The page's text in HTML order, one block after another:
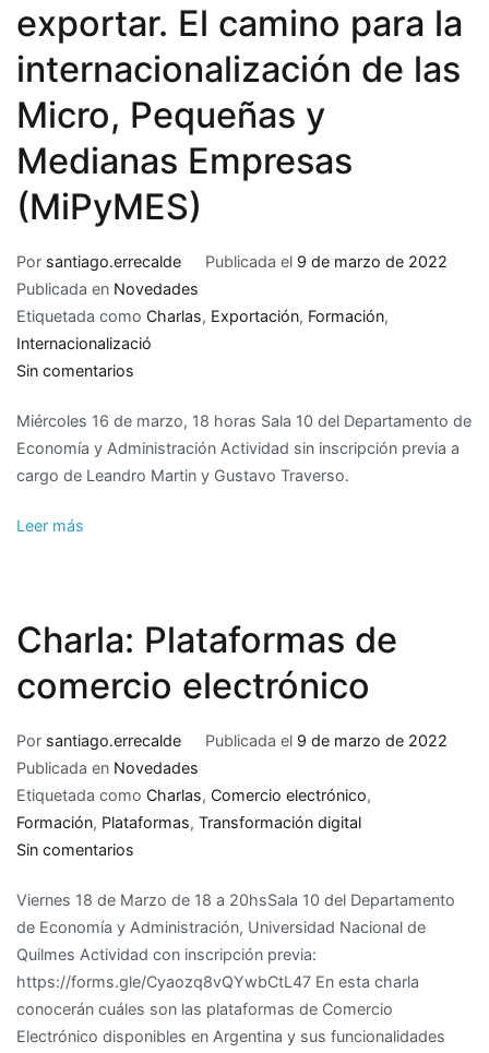
exportar. El camino para la
internacionalización de las
Micro, Pequeñas y
Medianas Empresas
(MiPyMES)
Por santiago.errecalde Publicada el 9 de marzo de 2022
Publicada en Novedades
Etiquetada como Charlas, Exportación, Formación,
Internacionalizació
Sin comentarios
Prepararse
para
exportar.
de
las
Micro,
y
Medianas
Empresas
(MiPyMES)
Miércoles 16 de marzo, 18 horas Sala 10 del Departamento de
Economía y Administración Actividad sin inscripción previa a
cargo de Leandro Martin y Gustavo Traverso.
Leer más
Charla: Plataformas de
comercio electrónico
Por santiago.errecalde Publicada el 9 de marzo de 2022
Publicada en Novedades
Etiquetada como Charlas, Comercio electrónico,
Formación, Plataformas, Transformación digital
Sin comentarios
Plataformas
de
comercio
electrónico
Viernes 18 de Marzo de 18 a 20hsSala 10 del Departamento
de Economía y Administración, Universidad Nacional de
Quilmes Actividad con inscripción previa:
https://forms.gle/Cyaozq8vQYwbCtL47 En esta charla
conocerán cuáles son las plataformas de Comercio
Electrónico disponibles en Argentina y sus funcionalidades